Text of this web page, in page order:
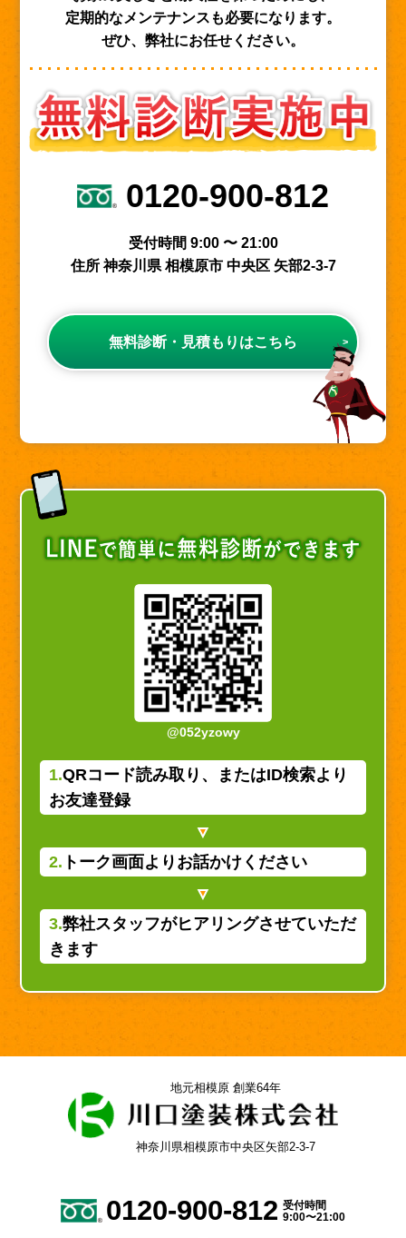
定期的なメンテナンスも必要になります。
ぜひ、弊社にお任せください。
0120-900-812
受付時間 9:00 〜 21:00
住所 神奈川県 相模原市 中央区 矢部2-3-7
無料診断・見積もりはこちら
@052yzowy
1.QRコード読み取り、またはID検索より
お友達登録
2. トーク画面よりお話かけください
3.弊社スタッフがヒアリングさせていただ
きます
地元相模原 創業64年
神奈川県相模原市中央区矢部2-3-7
0120-900-812 受付時間
9:00〜21:00